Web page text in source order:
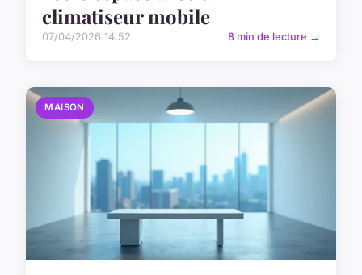
climatiseur mobile
07/04/2026 14:52 8 min de lecture →
MAISON